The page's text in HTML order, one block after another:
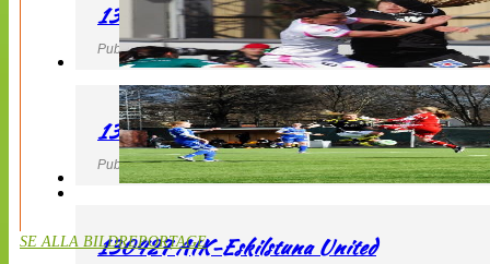
130427 IF Limhamn Bunkeflo – QBIK
Publicerad 27 April 2013, 21:10
130427 LdB FC Malmö – Mallbackens IF
Publicerad 27 April 2013, 20:54
130427 AIK-Eskilstuna United
SE ALLA BILDREPORTAGE